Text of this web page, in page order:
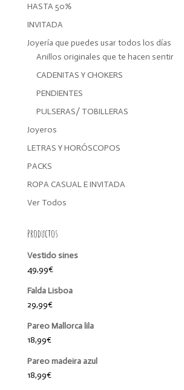
HASTA 50%
INVITADA
Joyería que puedes usar todos los días
Anillos originales que te hacen sentir
CADENITAS Y CHOKERS
PENDIENTES
PULSERAS/ TOBILLERAS
Joyeros
LETRAS Y HORÓSCOPOS
PACKS
ROPA CASUAL E INVITADA
Ver Todos
Productos
Vestido sines
49,99€
Falda Lisboa
29,99€
Pareo Mallorca lila
18,99€
Pareo madeira azul
18,99€